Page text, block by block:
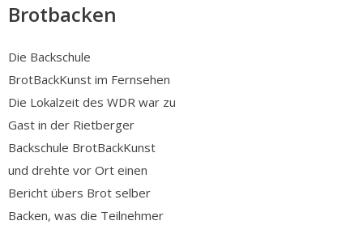
Brotbacken
Die Backschule
BrotBackKunst im Fernsehen
Die Lokalzeit des WDR war zu
Gast in der Rietberger
Backschule BrotBackKunst
und drehte vor Ort einen
Bericht übers Brot selber
Backen, was die Teilnehmer